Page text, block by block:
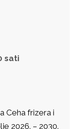
sati
Ceha frizera i
2026. – 2030.